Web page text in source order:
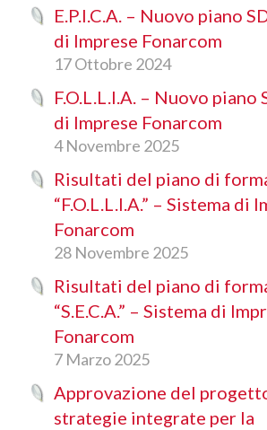
E.P.I.C.A. – Nuovo piano
di Imprese Fonarcom
17 Ottobre 2024
F.O.L.L.I.A. – Nuovo piano
di Imprese Fonarcom
4 Novembre 2025
Risultati del piano di
“F.O.L.L.I.A.” – Sistema di
Fonarcom
28 Novembre 2025
Risultati del piano di
“S.E.C.A.” – Sistema di
Fonarcom
7 Marzo 2025
Approvazione del
strategie integrate per la